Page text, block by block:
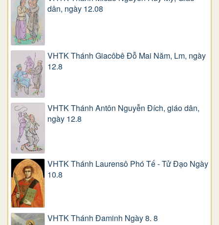
dân, ngày 12.08
VHTK Thánh Giacôbê Ðỗ Mai Năm, Lm, ngày
12.8
VHTK Thánh Antôn Nguyễn Ðích, giáo dân,
ngày 12.8
VHTK Thánh Laurensô Phó Tế - Tử Đạo Ngày
10.8
VHTK Thánh Đaminh Ngày 8. 8